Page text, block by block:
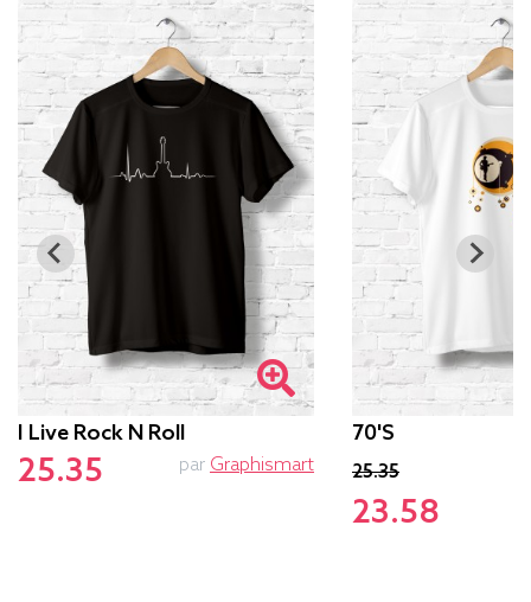
I Live Rock N Roll
25.35 par Graphismart
70's
25.35
23.58